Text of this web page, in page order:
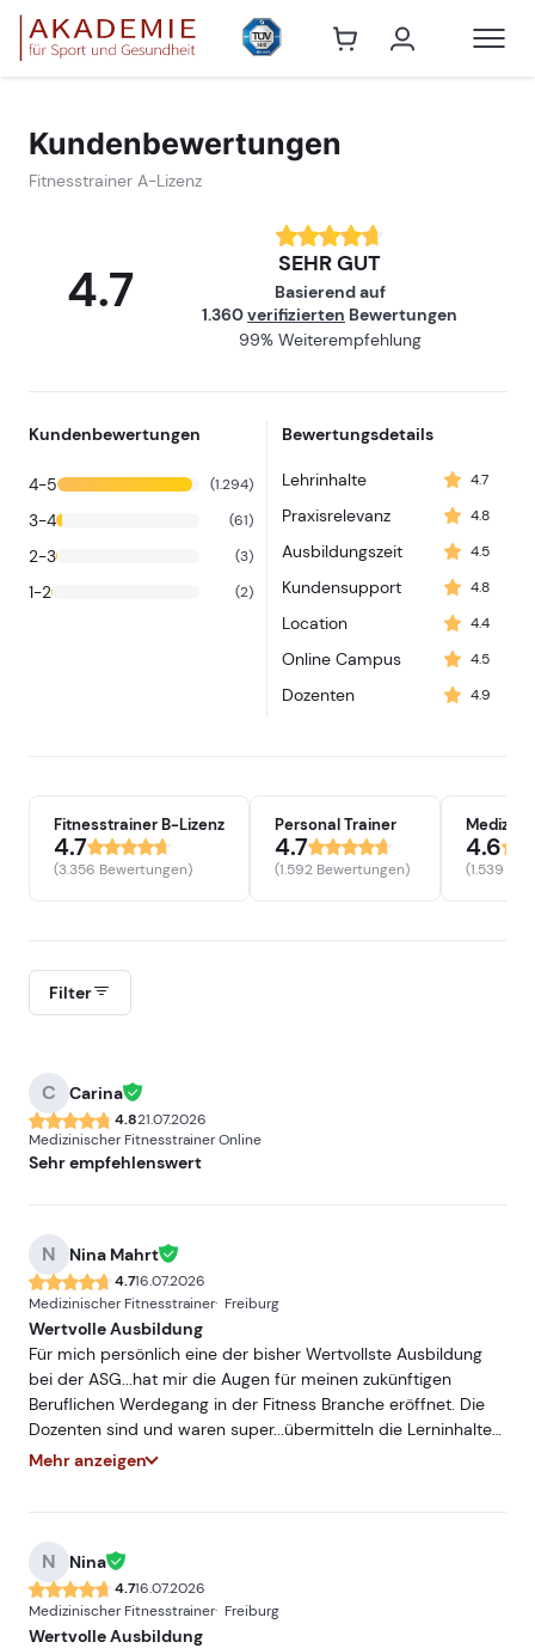
Kundenbewertungen
Fitnesstrainer A-Lizenz
4.7 SEHR GUT
Basierend auf
1.360verifizierten Bewertungen
99% Weiterempfehlung
Kundenbewertungen
4-5 (1.294)
3-4 (61)
2-3 (3)
1-2 (2)
Bewertungsdetails
Lehrinhalte 4.7
Praxisrelevanz 4.8
Ausbildungszeit 4.5
Kundensupport 4.8
Location 4.4
Online Campus 4.5
Dozenten 4.9
Fitnesstrainer B-Lizenz
4.7
(3.356 Bewertungen)
Personal Trainer
4.7
(1.592 Bewertungen)
4.6
(1.539
Filter
C Carina
4.821.07.2026
Medizinischer Fitnesstrainer Online
Sehr empfehlenswert
N Nina Mahrt
4.716.07.2026
Medizinischer Fitnesstrainer Freiburg
Wertvolle Ausbildung
Für mich persönlich eine der bisher Wertvollste Ausbildung
bei der ASG...hat mir die Augen für meinen zukünftigen
Beruflichen Werdegang in der Fitness Branche eröffnet. Die
Dozenten sind und waren super...übermitteln die Lerninhalte
sehr Praxisnah und mit hohem Fachwissen...würde und werde
Mehr anzeigen
N Nina
4.716.07.2026
Medizinischer Fitnesstrainer Freiburg
Wertvolle Ausbildung